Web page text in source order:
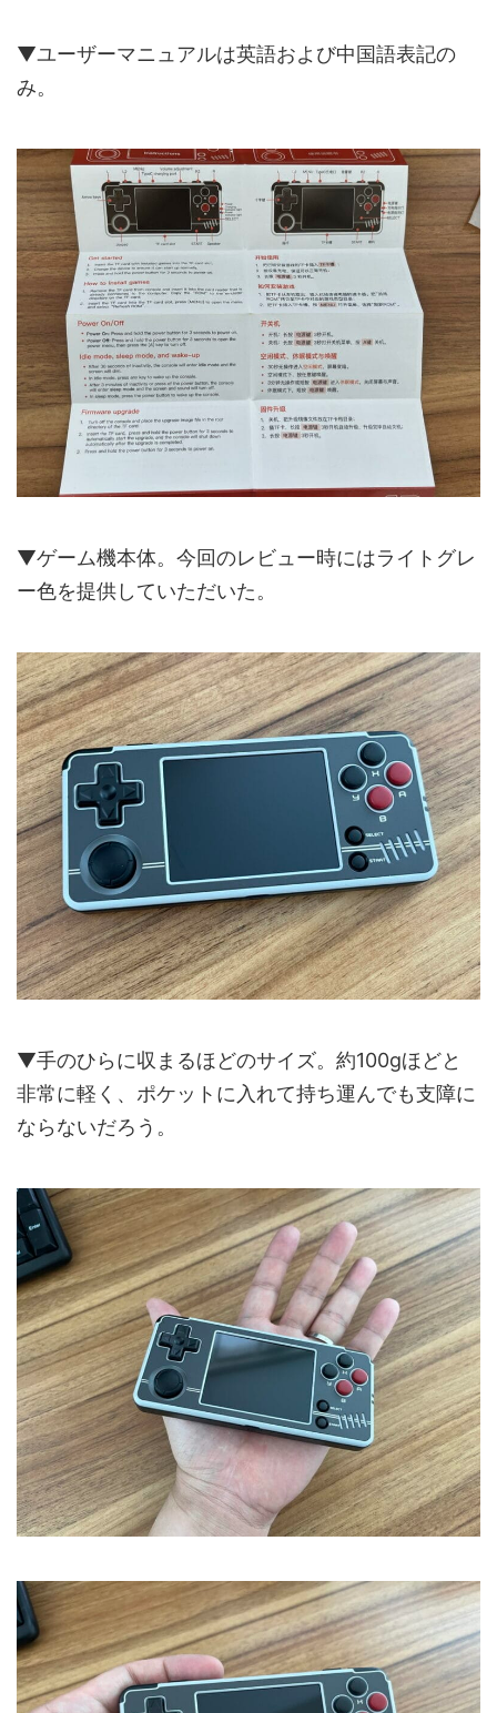
▼ユーザーマニュアルは英語および中国語表記の
み。
▼ゲーム機本体。今回のレビュー時にはライトグレ
ー色を提供していただいた。
▼手のひらに収まるほどのサイズ。約100gほどと
非常に軽く、ポケットに入れて持ち運んでも支障に
ならないだろう。